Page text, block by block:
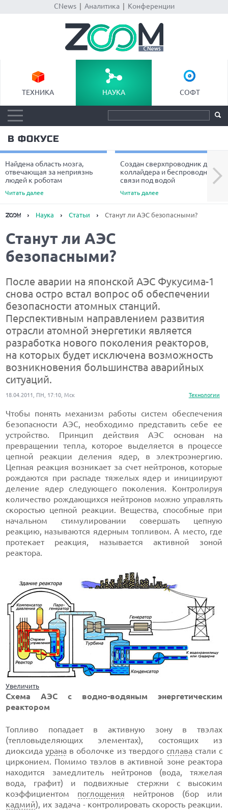
CNews| Аналитика| Конференции
ТЕХНИКА НАУКА СОФТ
В ФОКУСЕ
Найдена область мозга,
отвечающая за неприязнь
людей к роботам
Читать далее
Создан сверхпроводник для
коллайдера и беспроводной
связи под водой
Читать далее
Next
Наука Статьи Станут ли АЭС безопасными?
Станут ли АЭС
безопасными?
После аварии на японской АЭС Фукусима-1
снова остро встал вопрос об обеспечении
безопасности атомных станций.
Перспективным направлением развития
отрасли атомной энергетики является
разработка нового поколения реакторов,
на которых будет исключена возможность
возникновения большинства аварийных
ситуаций.
Технологии
18.04.2011, ПН, 17:10, Мск
Чтобы понять механизм работы систем обеспечения
безопасности АЭС, необходимо представить себе ее
устройство. Принцип действия АЭС основан на
превращении тепла, которое выделяется в процессе
цепной реакции деления ядер, в электроэнергию.
Цепная реакция возникает за счет нейтронов, которые
рождаются при распаде тяжелых ядер и инициируют
деление ядер следующего поколения. Контролируя
количество рождающихся нейтронов можно управлять
скоростью цепной реакции. Вещества, способные при
начальном стимулировании совершать цепную
реакцию, называются ядерным топливом. А место, где
протекает реакция, называется активной зоной
реактора.
Увеличить
Схема АЭС с водно-водяным энергетическим
реактором
Топливо попадает в активную зону в твэлах
(тепловыделяющих элементах), состоящих из
диоксидаурана в оболочке из твердого сплавастали с
цирконием. Помимо твэлов в активной зоне реактора
находится замедлитель нейтронов (вода, тяжелая
вода, графит) и подвижные стержни с высоким
коэффициентом поглощения нейтронов (бор или
кадмий), их задача - контролировать скорость реакции.